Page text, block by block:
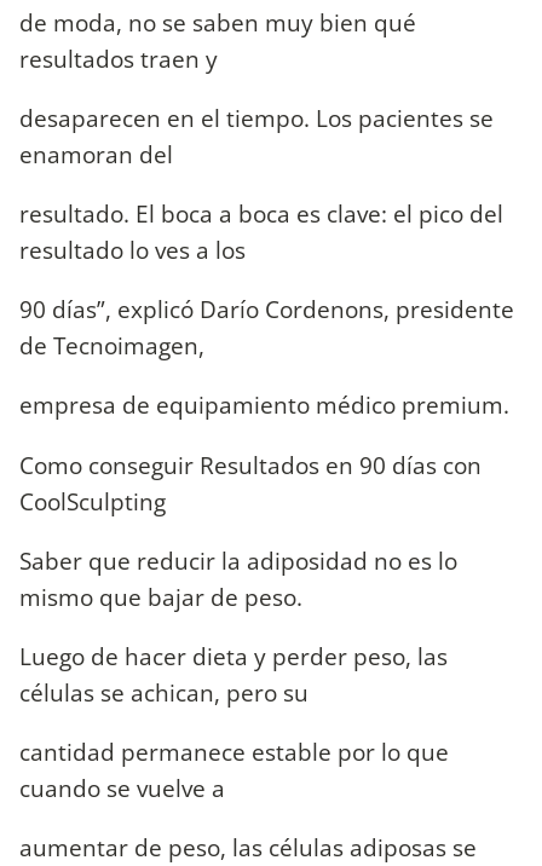
de moda, no se saben muy bien qué
resultados traen y
desaparecen en el tiempo. Los pacientes se
enamoran del
resultado. El boca a boca es clave: el pico del
resultado lo ves a los
90 días”, explicó Darío Cordenons, presidente
de Tecnoimagen,
empresa de equipamiento médico premium.
Como conseguir Resultados en 90 días con
CoolSculpting
Saber que reducir la adiposidad no es lo
mismo que bajar de peso.
Luego de hacer dieta y perder peso, las
células se achican, pero su
cantidad permanece estable por lo que
cuando se vuelve a
aumentar de peso, las células adiposas se